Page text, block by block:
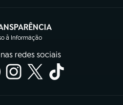
à Informação
(abre em nova aba)
redes sociais